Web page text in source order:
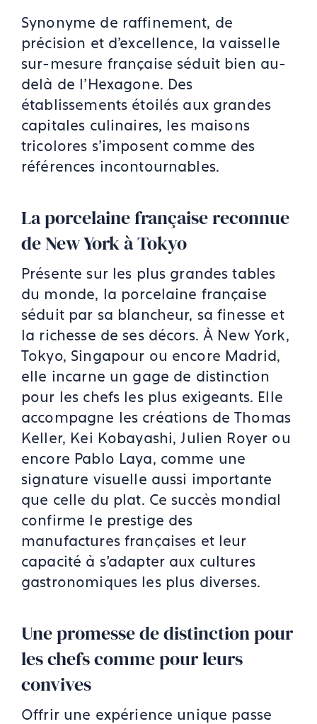
Synonyme de raffinement, de
précision et d’excellence, la vaisselle
sur-mesure française séduit bien au-
delà de l’Hexagone. Des
établissements étoilés aux grandes
capitales culinaires, les maisons
tricolores s’imposent comme des
références incontournables.
La porcelaine française reconnue
de New York à Tokyo
Présente sur les plus grandes tables
du monde, la porcelaine française
séduit par sa blancheur, sa finesse et
la richesse de ses décors. À New York,
Tokyo, Singapour ou encore Madrid,
elle incarne un gage de distinction
pour les chefs les plus exigeants. Elle
accompagne les créations de Thomas
Keller, Kei Kobayashi, Julien Royer ou
encore Pablo Laya, comme une
signature visuelle aussi importante
que celle du plat. Ce succès mondial
confirme le prestige des
manufactures françaises et leur
capacité à s’adapter aux cultures
gastronomiques les plus diverses.
Une promesse de distinction pour
les chefs comme pour leurs
convives
Offrir une expérience unique passe